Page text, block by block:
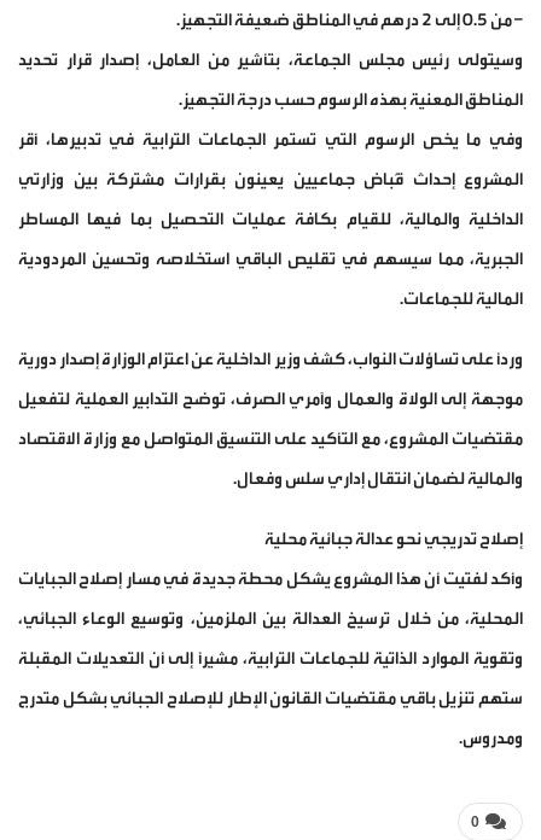
– من 0.5 إلى 2 درهم في المناطق ضعيفة التجهيز.
وسيتولى رئيس مجلس الجماعة، بتأشير من العامل، إصدار قرار تحديد
المناطق المعنية بهذه الرسوم حسب درجة التجهيز.
وفي ما يخص الرسوم التي تستمر الجماعات الترابية في تدبيرها، أقر
المشروع إحداث قُباض جماعيين يعينون بقرارات مشتركة بين وزارتي
الداخلية والمالية، للقيام بكافة عمليات التحصيل بما فيها المساطر
الجبرية، مما سيسهم في تقليص الباقي استخلاصه وتحسين المردودية
المالية للجماعات.
ورداً على تساؤلات النواب، كشف وزير الداخلية عن اعتزام الوزارة إصدار دورية
موجهة إلى الولاة والعمال وآمري الصرف، توضح التدابير العملية لتفعيل
مقتضيات المشروع، مع التأكيد على التنسيق المتواصل مع وزارة الاقتصاد
والمالية لضمان انتقال إداري سلس وفعال.
إصلاح تدريجي نحو عدالة جبائية محلية
وأكد لفتيت أن هذا المشروع يشكل محطة جديدة في مسار إصلاح الجبايات
المحلية، من خلال ترسيخ العدالة بين الملزمين، وتوسيع الوعاء الجبائي،
وتقوية الموارد الذاتية للجماعات الترابية، مشيرًا إلى أن التعديلات المقبلة
ستهم تنزيل باقي مقتضيات القانون الإطار للإصلاح الجبائي بشكل متدرج
ومدروس.
0